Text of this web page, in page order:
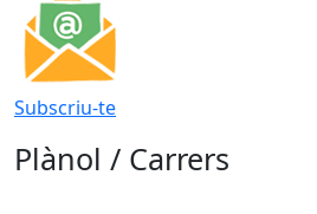
Subscriu-te
Plànol / Carrers